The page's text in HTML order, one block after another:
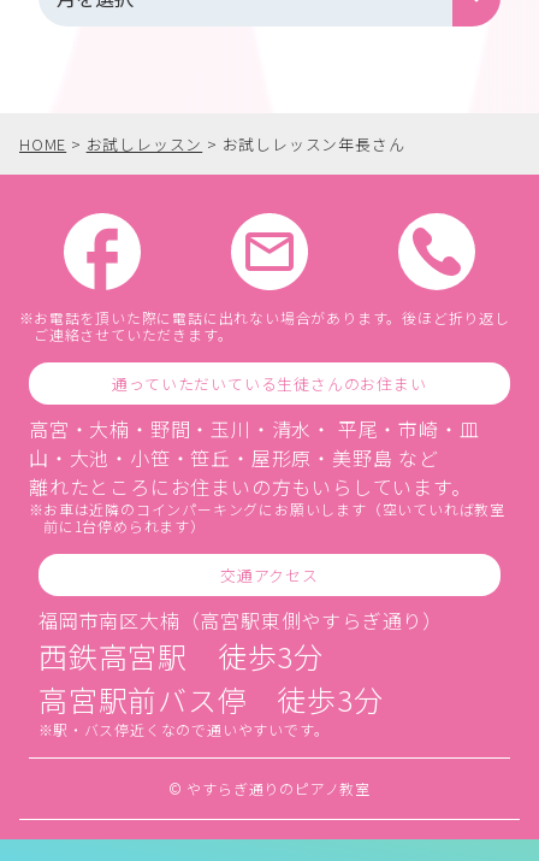
HOME > お試しレッスン > お試しレッスン年長さん
お電話を頂いた際に電話に出れない場合があります。後ほど折り返し
ご連絡させていただきます。
通っていただいている生徒さんのお住まい
高宮・大楠・野間・玉川・清水・ 平尾・市崎・皿
山・大池・小笹・笹丘・屋形原・美野島 など
離れたところにお住まいの方もいらしています。
お車は近隣のコインパーキングにお願いします（空いていれば教室
前に1台停められます）
交通アクセス
福岡市南区大楠（高宮駅東側やすらぎ通り）
西鉄高宮駅 徒歩3分
高宮駅前バス停 徒歩3分
駅・バス停近くなので通いやすいです。
© やすらぎ通りのピアノ教室